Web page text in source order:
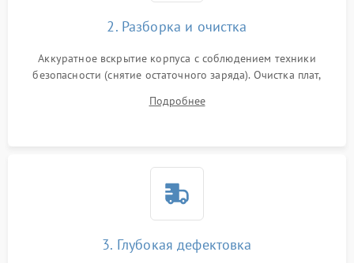
2. Разборка и очистка
Аккуратное вскрытие корпуса с соблюдением техники
безопасности (снятие остаточного заряда). Очистка плат,
и кистей для предотвращения перегрева и замыканий.
Подробнее
3. Глубокая дефектовка